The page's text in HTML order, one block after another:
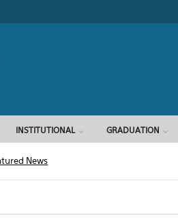
INSTITUTIONAL GRADUATION
News